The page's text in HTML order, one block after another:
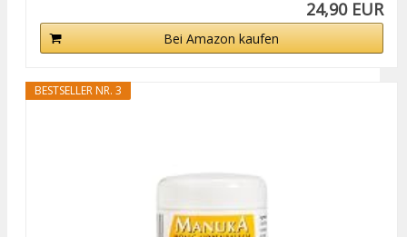
24,90 EUR
Bei Amazon kaufen
BESTSELLER NR. 3